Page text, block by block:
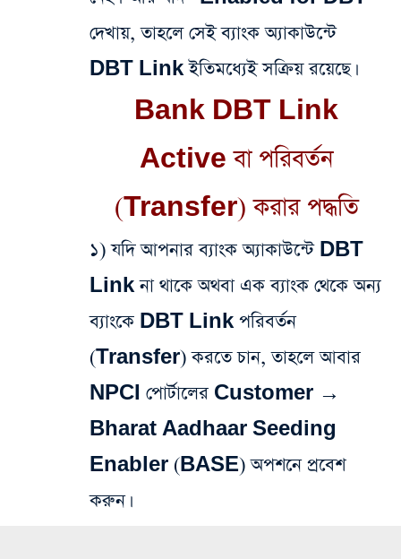
দেখায়, তাহলে সেই ব্যাংক অ্যাকাউন্টে
DBT Link ইতিমধ্যেই সক্রিয় রয়েছে।
Bank DBT Link
Active বা পরিবর্তন
(Transfer) করার পদ্ধতি
১) যদি আপনার ব্যাংক অ্যাকাউন্টে DBT
Link না থাকে অথবা এক ব্যাংক থেকে অন্য
ব্যাংকে DBT Link পরিবর্তন
(Transfer) করতে চান, তাহলে আবার
NPCI পোর্টালের Customer →
Bharat Aadhaar Seeding
Enabler (BASE) অপশনে প্রবেশ
করুন।